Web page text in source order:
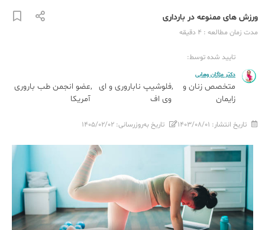
ورزش های ممنوعه در بارداری
مدت زمان مطالعه : 4 دقیقه
تایید شده توسط:
دکتر مژگان وهابی
متخصص زنان و
زایمان
فلوشیپ ناباروری و ای
وی اف
عضو انجمن طب باروری
آمریکا
تاریخ انتشار: ۱۴۰۳/۰۸/۰۱ تاریخ به‌روزرسانی: ۱۴۰۵/۰۲/۰۲